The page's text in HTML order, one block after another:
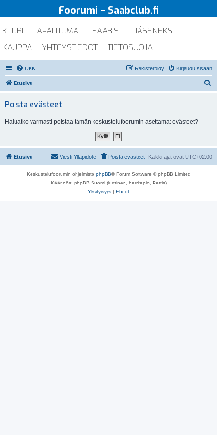
Foorumi – Saabclub.fi
KLUBI TAPAHTUMAT SAABISTI
JÄSENEKSI
KAUPPA
YHTEYSTIEDOT TIETOSUOJA
UKK Kirjaudu sisään
Rekisteröidy
Etusivu
Poista evästeet
Haluatko varmasti poistaa tämän keskustelufoorumin asettamat evästeet?
Etusivu Kaikki ajat ovat UTC+02:00
Poista evästeet
Viesti Ylläpidolle
Keskustelufoorumin ohjelmisto phpBB® Forum Software © phpBB Limited
Käännös: phpBB Suomi (lurttinen, harritapio, Pettis)
Yksityisyys | Ehdot